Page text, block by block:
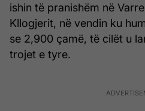
ishin të pranishëm në
Kllogjerit, në vendin ku
se 2,900 çamë, të cilët u
trojet e tyre.